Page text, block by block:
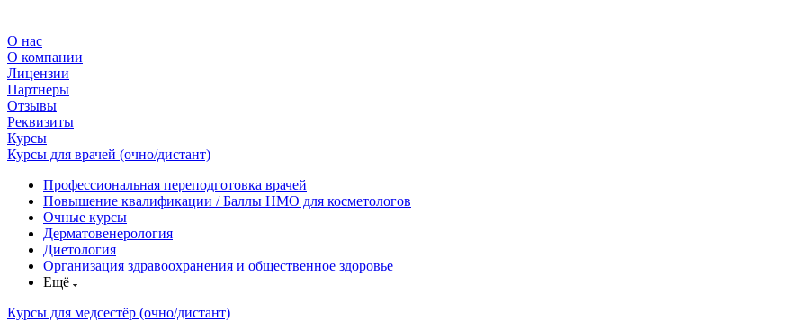
О нас
О компании
Лицензии
Партнеры
Отзывы
Реквизиты
Курсы
Курсы для врачей (очно/дистант)
Профессиональная переподготовка врачей
Повышение квалификации / Баллы НМО для косметологов
Очные курсы
Дерматовенерология
Диетология
Организация здравоохранения и общественное здоровье
Ещё
Курсы для медсестёр (очно/дистант)